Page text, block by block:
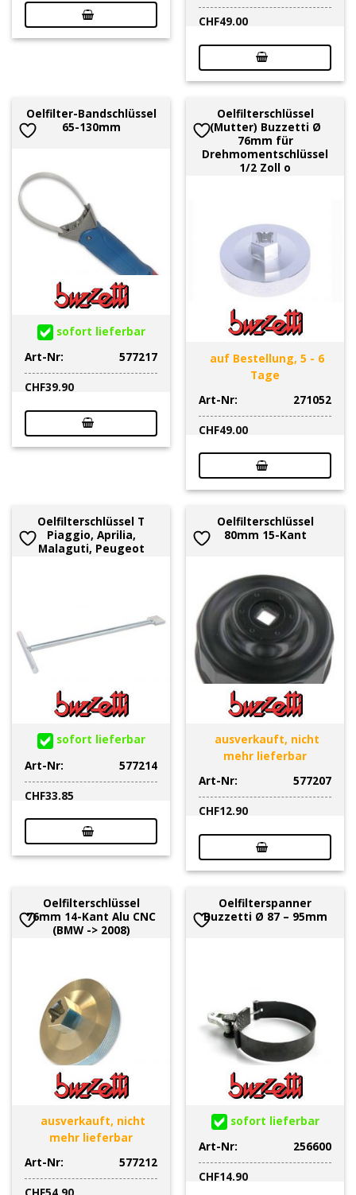
CHF49.00
Oelfilter-Bandschlüssel
65-130mm
sofort lieferbar
Art-Nr:
577217
CHF39.90
Oelfilterschlüssel
(Mutter) Buzzetti Ø
76mm für
Drehmomentschlüssel
1/2 Zoll o
auf Bestellung, 5 - 6
Tage
Art-Nr:
271052
CHF49.00
Oelfilterschlüssel T
Piaggio, Aprilia,
Malaguti, Peugeot
sofort lieferbar
Art-Nr:
577214
CHF33.85
Oelfilterschlüssel
80mm 15-Kant
ausverkauft, nicht
mehr lieferbar
Art-Nr:
577207
CHF12.90
Oelfilterschlüssel
76mm 14-Kant Alu CNC
(BMW -> 2008)
ausverkauft, nicht
mehr lieferbar
Art-Nr:
577212
Oelfilterspanner
Buzzetti Ø 87 – 95mm
sofort lieferbar
Art-Nr:
256600
CHF14.90